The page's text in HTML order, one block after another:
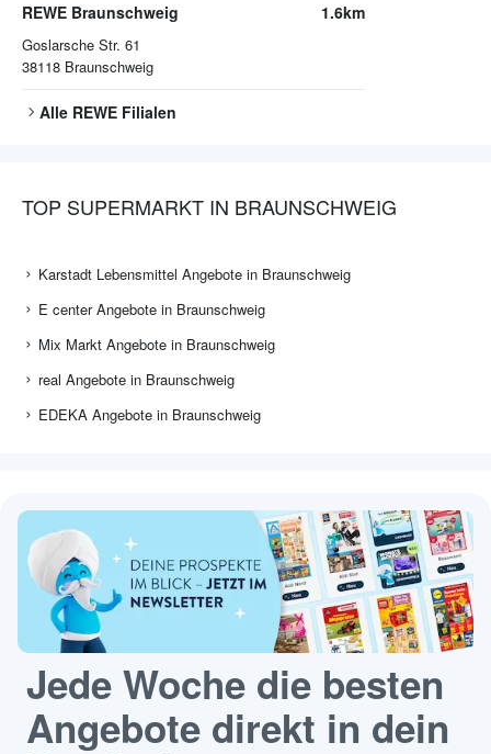
REWE Braunschweig
Goslarsche Str. 61
38118 Braunschweig
1.6km
Alle REWE Filialen
TOP SUPERMARKT IN BRAUNSCHWEIG
Karstadt Lebensmittel Angebote in Braunschweig
E center Angebote in Braunschweig
Mix Markt Angebote in Braunschweig
real Angebote in Braunschweig
EDEKA Angebote in Braunschweig
Jede Woche die besten
Angebote direkt in dein